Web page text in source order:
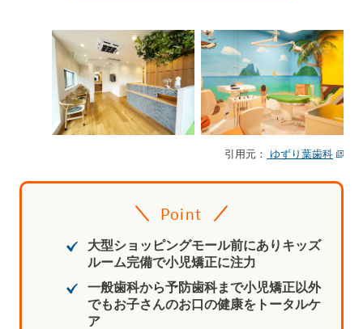
引用元： ゆずり葉歯科
Point
大型ショッピングモール前にありキッズ
ルーム完備で小児矯正に注力
一般歯科から予防歯科まで小児矯正以外
でもお子さんのお口の健康をトータルケ
ア